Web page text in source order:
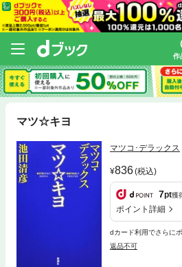
作
マツ☆キヨ
マツコ･デラックス
836(税込)
7pt獲
ポイント詳細
dカード利用でさらに
返品不可